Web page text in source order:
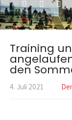
Training
den
4. Juli 2021